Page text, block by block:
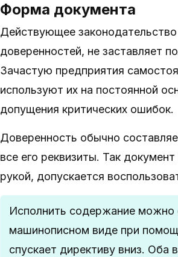
Форма документа
Действующее
доверенностей, не заставляет
Зачастую предприятия
используют их на постоянной
допущения критических ошибок.
Доверенность обычно
все его реквизиты. Так
рукой, допускается
Исполнить содержание можно
машинописном виде при
спускает директиву вниз. Оба